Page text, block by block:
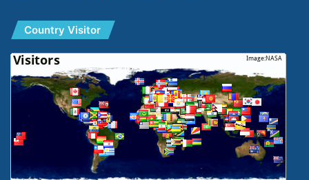
Country Visitor